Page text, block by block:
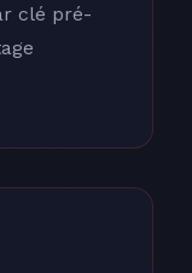
clé pré-